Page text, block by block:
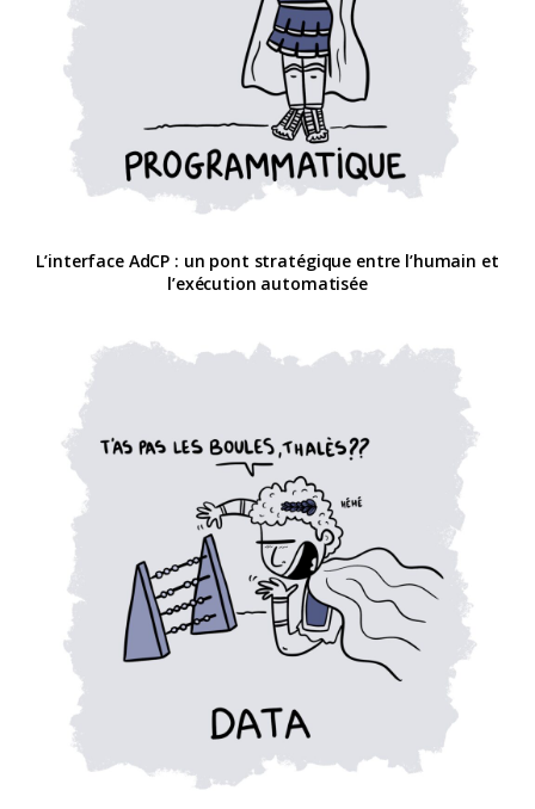
L’interface AdCP : un pont stratégique entre l’humain et
l’exécution automatisée